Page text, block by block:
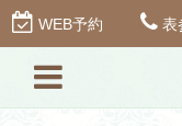
WEB予約 表